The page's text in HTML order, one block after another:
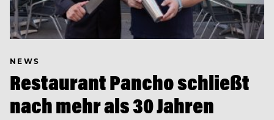
NEWS
Restaurant Pancho schließt
nach mehr als 30 Jahren